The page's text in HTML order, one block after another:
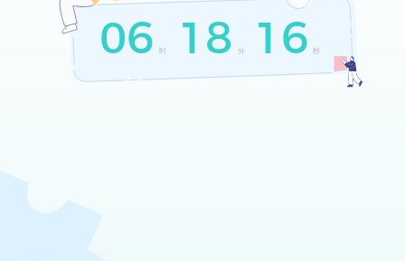
06 时 18 分 16 秒